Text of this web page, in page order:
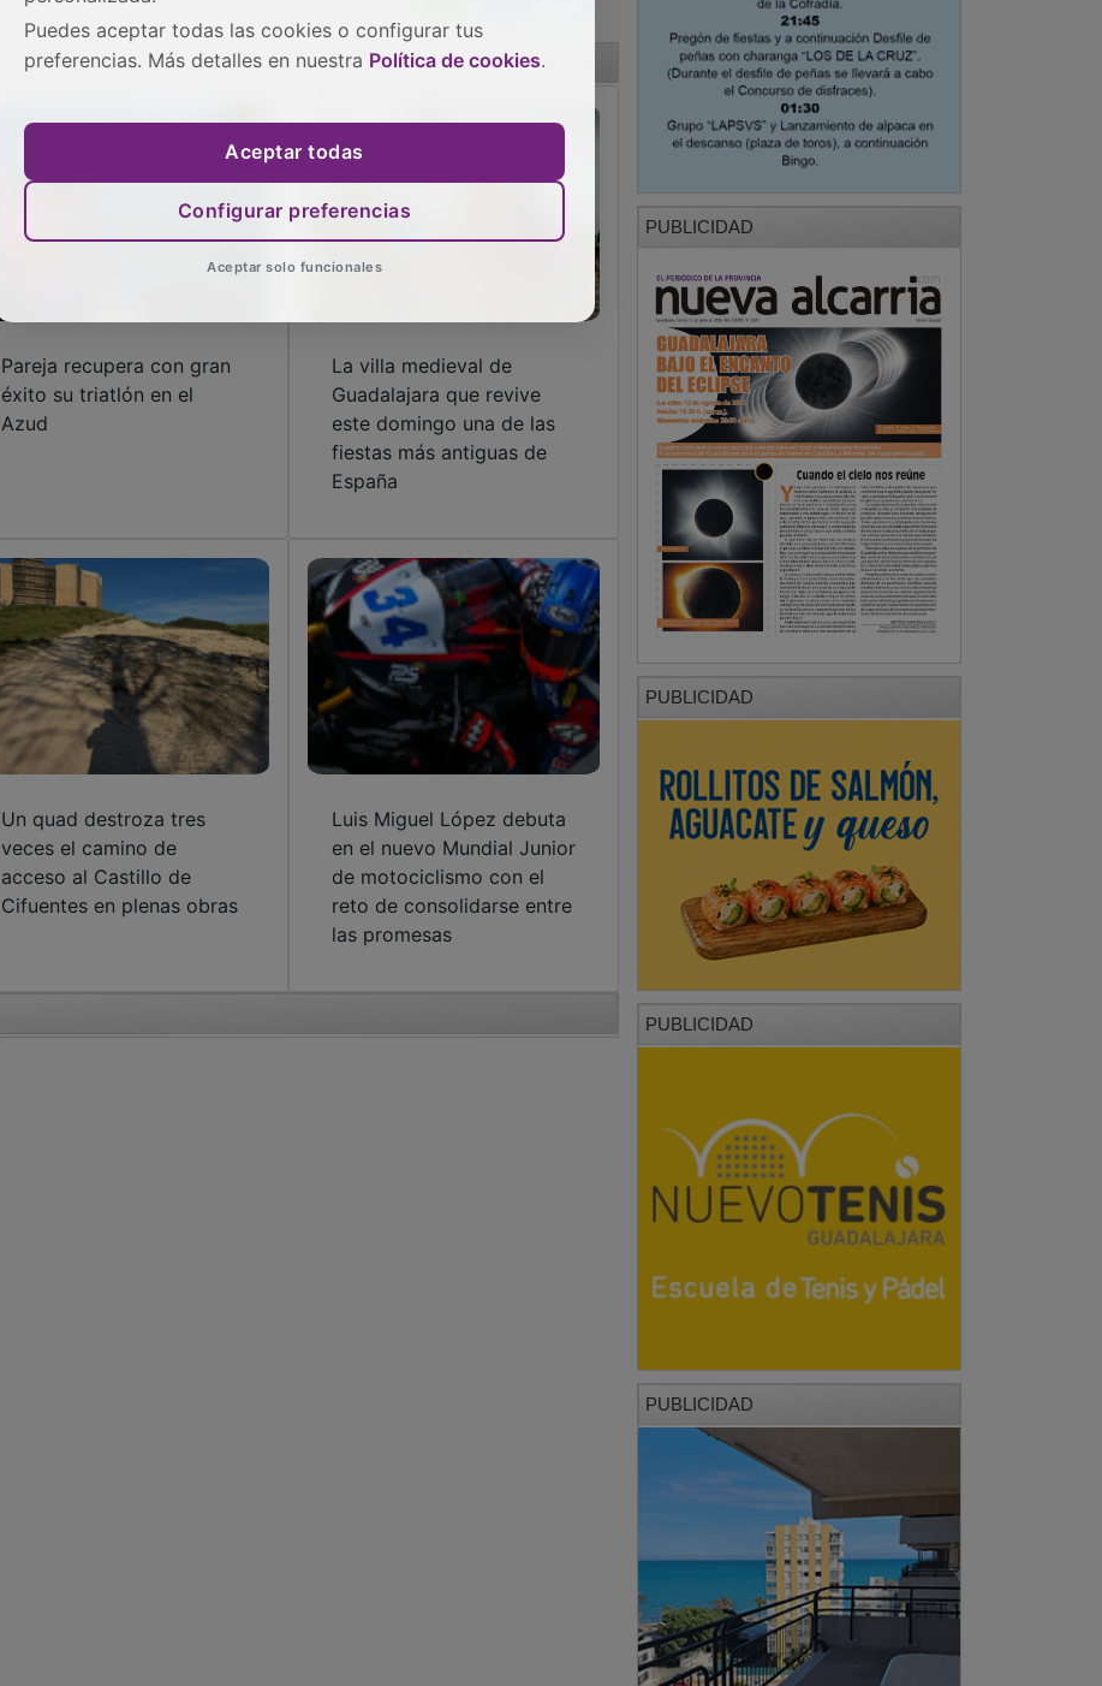
Pareja recupera con gran
éxito su triatlón en el
Azud
La villa medieval de
Guadalajara que revive
este domingo una de las
fiestas más antiguas de
España
Un quad destroza tres
veces el camino de
acceso al Castillo de
Cifuentes en plenas obras
Luis Miguel López debuta
en el nuevo Mundial Junior
de motociclismo con el
reto de consolidarse entre
las promesas
PUBLICIDAD
PUBLICIDAD
PUBLICIDAD
PUBLICIDAD
Puedes aceptar todas las cookies o configurar tus
preferencias. Más detalles en nuestra Política de cookies.
Aceptar todas
Configurar preferencias
Aceptar solo funcionales